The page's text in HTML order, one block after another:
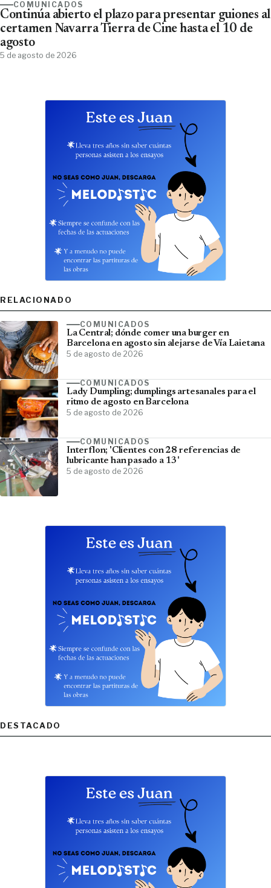
COMUNICADOS
Continúa abierto el plazo para presentar guiones al
certamen Navarra Tierra de Cine hasta el 10 de
agosto
5 de agosto de 2026
RELACIONADO
COMUNICADOS
La Central; dónde comer una burger en
Barcelona en agosto sin alejarse de Vía Laietana
5 de agosto de 2026
COMUNICADOS
Lady Dumpling; dumplings artesanales para el
ritmo de agosto en Barcelona
5 de agosto de 2026
COMUNICADOS
Interflon; 'Clientes con 28 referencias de
lubricante han pasado a 13'
5 de agosto de 2026
DESTACADO